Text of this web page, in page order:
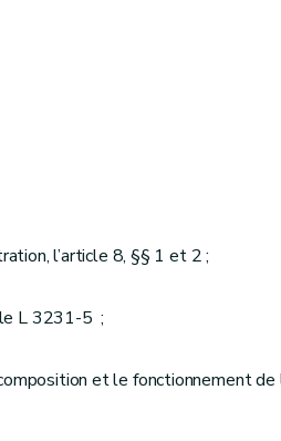
l’article 8, §§ 1 et 2 ;
L 3231-5 ;
et le fonctionnement de